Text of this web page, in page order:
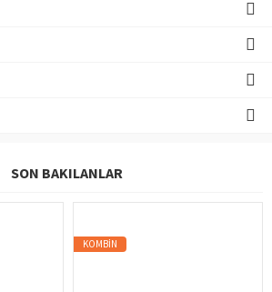
SON BAKILANLAR
KOMBIN